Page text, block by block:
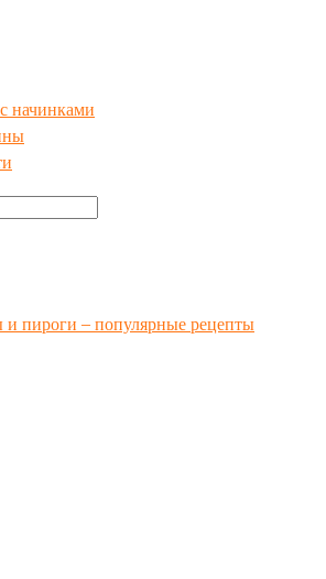
начинками
и пироги – популярные рецепты